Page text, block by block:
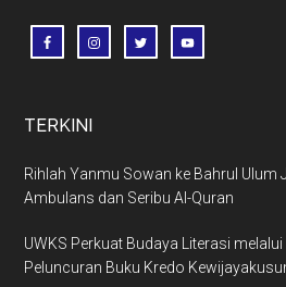
TERKINI
Rihlah Yanmu Sowan ke Bahrul Ulum
Ambulans dan Seribu Al-Quran
UWKS Perkuat Budaya Literasi
Peluncuran Buku Kredo